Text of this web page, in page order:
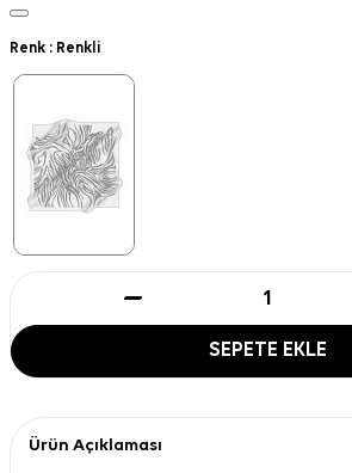
Renk : Renkli
SEPETE EKLE
Ürün Açıklaması